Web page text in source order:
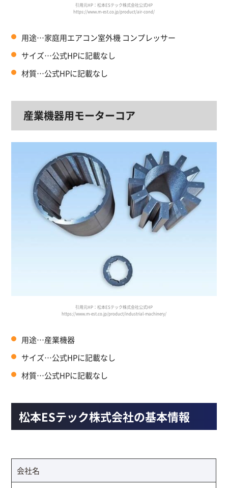
引用元HP：松本ESテック株式会社公式HP
https://www.m-est.co.jp/product/air-cond/
用途…家庭用エアコン室外機 コンプレッサー
サイズ…公式HPに記載なし
材質…公式HPに記載なし
産業機器用モーターコア
引用元HP：松本ESテック株式会社公式HP
https://www.m-est.co.jp/product/industrial-machinery/
用途…産業機器
サイズ…公式HPに記載なし
材質…公式HPに記載なし
松本ESテック株式会社の基本情報
会社名